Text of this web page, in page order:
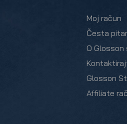
Moj račun
Česta
O Glosson
Glosson
Affiliate